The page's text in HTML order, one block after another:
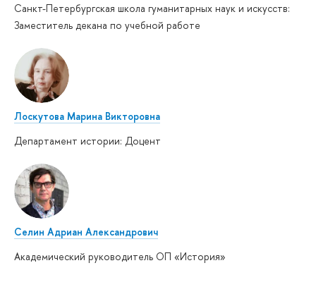
Санкт-Петербургская школа гуманитарных наук и искусств:
Заместитель декана по учебной работе
Лоскутова Марина Викторовна
Департамент истории: Доцент
Селин Адриан Александрович
Академический руководитель ОП «История»